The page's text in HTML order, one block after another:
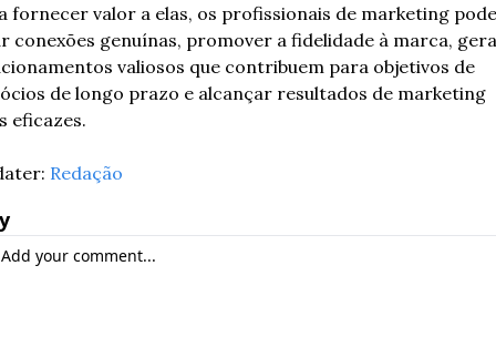
fornecer valor a elas, os profissionais de marketing
conexões genuínas, promover a fidelidade à marca,
valiosos que contribuem para objetivos de
de longo prazo e alcançar resultados de marketing
eficazes.
Redação